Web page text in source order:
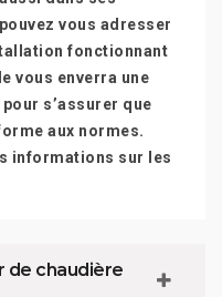
vous adresser
fonctionnant
vous enverra une
s’assurer que
aux normes.
informations sur les
de chaudière